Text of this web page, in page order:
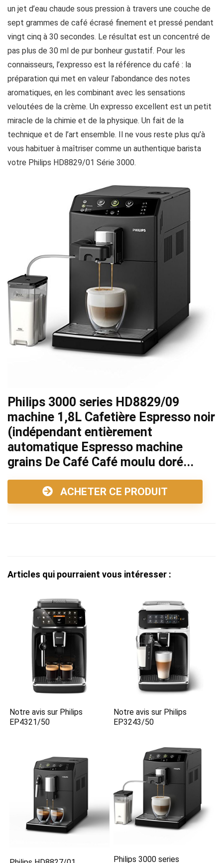
un jet d’eau chaude sous pression à travers une couche de
sept grammes de café écrasé finement et pressé pendant
vingt cinq à 30 secondes. Le résultat est un concentré de
pas plus de 30 ml de pur bonheur gustatif. Pour les
connaisseurs, l’expresso est la référence du café : la
préparation qui met en valeur l’abondance des notes
aromatiques, en les combinant avec les sensations
veloutées de la crème. Un expresso excellent est un petit
miracle de la chimie et de la physique. Un fait de la
technique et de l’art ensemble. Il ne vous reste plus qu’à
vous habituer à maîtriser comme un authentique barista
votre Philips HD8829/01 Série 3000.
Philips 3000 series HD8829/09
machine 1,8L Cafetière Espresso noir
(indépendant entièrement
automatique Espresso machine
grains De Café Café moulu doré...
ACHETER CE PRODUIT
Articles qui pourraient vous intéresser :
Notre avis sur Philips
EP4321/50
Notre avis sur Philips
EP3243/50
Philips 3000 series